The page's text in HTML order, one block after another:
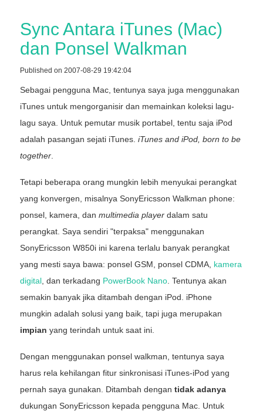
Sync Antara iTunes (Mac)
dan Ponsel Walkman
Published on 2007-08-29 19:42:04
Sebagai pengguna Mac, tentunya saya juga menggunakan
iTunes untuk mengorganisir dan memainkan koleksi lagu-
lagu saya. Untuk pemutar musik portabel, tentu saja iPod
adalah pasangan sejati iTunes. iTunes and iPod, born to be
together
Tetapi beberapa orang mungkin lebih menyukai perangkat
yang konvergen, misalnya SonyEricsson Walkman phone:
ponsel, kamera, dan multimedia player dalam satu
perangkat. Saya sendiri "terpaksa" menggunakan
SonyEricsson W850i ini karena terlalu banyak perangkat
yang mesti saya bawa: ponsel GSM, ponsel CDMA, kamera
digital , dan terkadang PowerBook Nano . Tentunya akan
semakin banyak jika ditambah dengan iPod. iPhone
mungkin adalah solusi yang baik, tapi juga merupakan
impian yang terindah untuk saat ini.
Dengan menggunakan ponsel walkman, tentunya saya
harus rela kehilangan fitur sinkronisasi iTunes-iPod yang
pernah saya gunakan. Ditambah dengan tidak adanya
dukungan SonyEricsson kepada pengguna Mac. Untuk